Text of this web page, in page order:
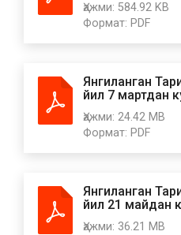
Ҳажми: 584.92 KB
Формат: PDF
Янгиланган
йил 7 мартдан
Ҳажми: 24.42 MB
Формат: PDF
Янгиланган
йил 21 майдан
Ҳажми: 36.21 MB